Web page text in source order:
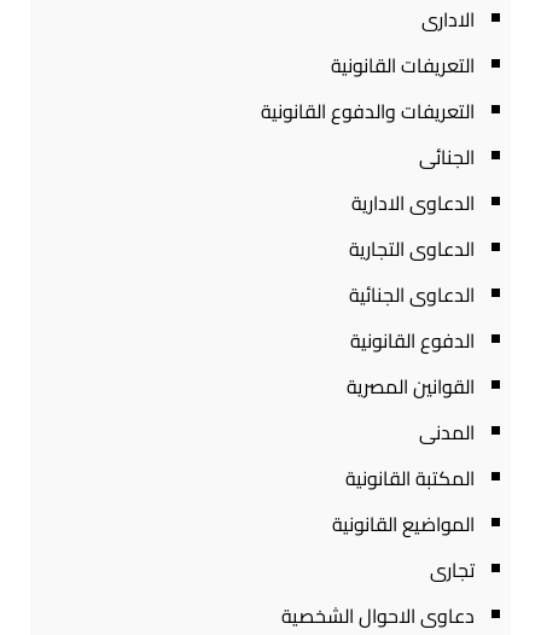
الادارى
التعريفات القانونية
التعريفات والدفوع القانونية
الجنائى
الدعاوى الادارية
الدعاوى التجارية
الدعاوى الجنائية
الدفوع القانونية
القوانين المصرية
المدنى
المكتبة القانونية
المواضيع القانونية
تجارى
دعاوى الاحوال الشخصية